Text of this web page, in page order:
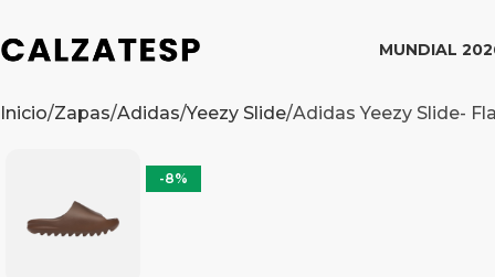
MUNDIAL
Inicio Zapas Adidas Yeezy Slide Adidas Yeezy Slide-
-8%